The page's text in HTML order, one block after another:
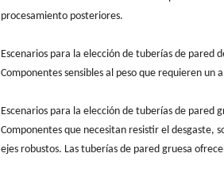
procesamiento posteriores.
Escenarios para la elección de tuberías de pared
Componentes sensibles al peso que requieren un
Escenarios para la elección de tuberías de pared
Componentes que necesitan resistir el desgaste,
ejes robustos. Las tuberías de pared gruesa